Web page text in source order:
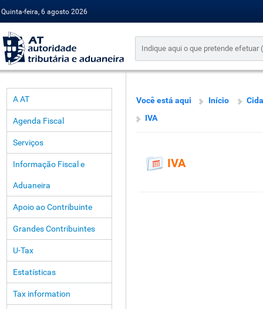
Quinta-feira, 6 agosto 2026
A AT
Agenda Fiscal
Serviços
Informação Fiscal e
Aduaneira
Apoio ao Contribuinte
Grandes Contribuintes
U-Tax
Estatísticas
Tax information
Você está aqui Início
IVA
IVA